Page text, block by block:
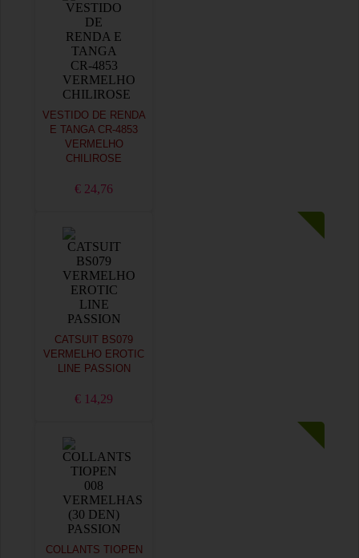
VESTIDO DE RENDA
E TANGA CR-4853
VERMELHO
CHILIROSE
€ 24,76
CATSUIT BS079
VERMELHO EROTIC
LINE PASSION
€ 14,29
COLLANTS TIOPEN